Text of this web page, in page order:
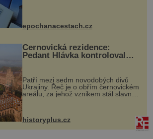
Kly u Mělníka. V programu naleznete
komentovanou prohlídku kostela,
epochanacestach.cz
Černovická rezidence:
Pedant Hlávka kontroloval
Patří mezi sedm novodobých divů
Ukrajiny. Řeč je o obřím černovickém
areálu, za jehož vznikem stál slavný
český architekt Josef Hlávka. Ten si
na něm dal mimořádně záležet. Jeho
historyplus.cz